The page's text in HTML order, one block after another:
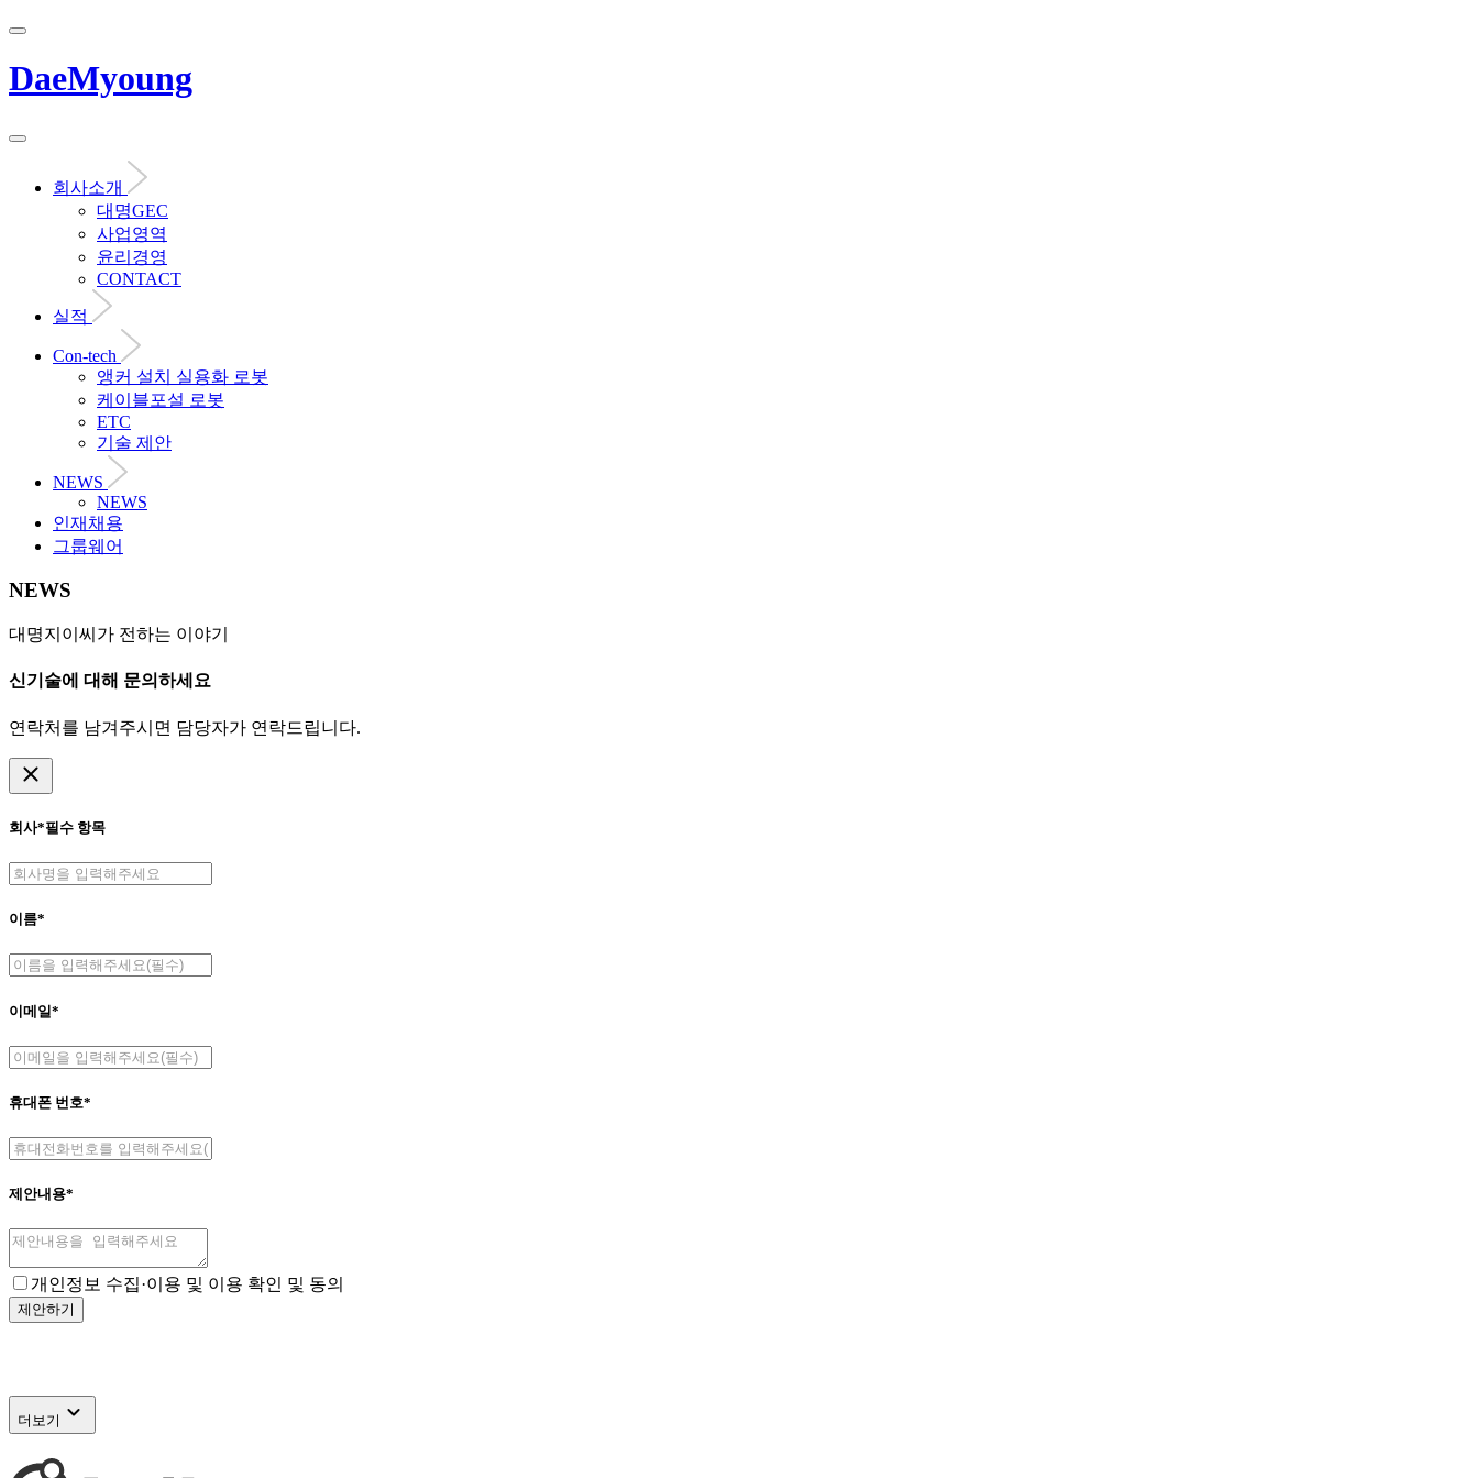
DaeMyoung
회사소개
대명GEC
사업영역
윤리경영
CONTACT
실적
Con-tech
앵커 설치 실용화 로봇
케이블포설 로봇
ETC
기술 제안
NEWS
NEWS
인재채용
그룹웨어
NEWS
대명지이씨가 전하는 이야기
신기술에 대해 문의하세요
연락처를 남겨주시면 담당자가 연락드립니다.
close
회사*필수 항목
이름*
이메일*
휴대폰 번호*
제안내용*
개인정보 수집·이용 및 이용 확인 및 동의
제안하기
더보기 expand_more